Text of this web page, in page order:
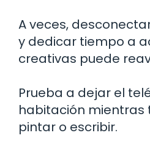
A veces,
y dedicar tiempo a
creativas puede
Prueba a dejar el
habitación mientras
pintar o escribir.